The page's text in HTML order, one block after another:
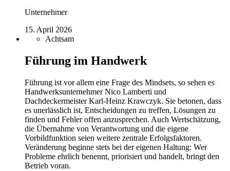
Unternehmer
15. April 2026
Achtsam
Führung im Handwerk
Führung ist vor allem eine Frage des Mindsets, so sehen es
Handwerksunternehmer Nico Lamberti und
Dachdeckermeister Karl-Heinz Krawczyk. Sie betonen, dass
es unerlässlich ist, Entscheidungen zu treffen, Lösungen zu
finden und Fehler offen anzusprechen. Auch Wertschätzung,
die Übernahme von Verantwortung und die eigene
Vorbildfunktion seien weitere zentrale Erfolgsfaktoren.
Veränderung beginne stets bei der eigenen Haltung: Wer
Probleme ehrlich benennt, priorisiert und handelt, bringt den
Betrieb voran.